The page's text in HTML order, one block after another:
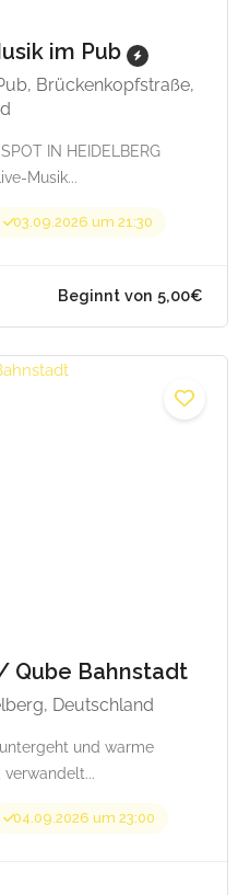
im Pub
Brückenkopfstraße,
IN HEIDELBERG
Musik...
03.09.2026 um 21:30
Qube Bahnstadt
Deutschland
und warme
04.09.2026 um 23:00